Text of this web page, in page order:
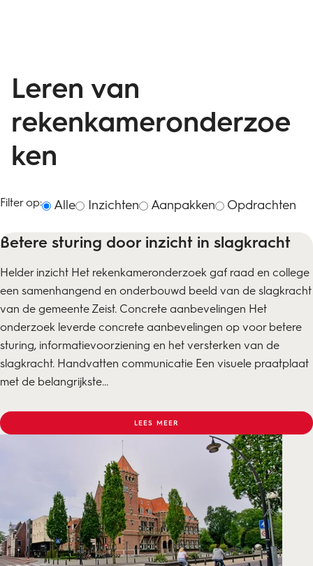
Leren van
rekenkameronderzoe
ken
Filter op: Alle Inzichten Aanpakken Opdrachten
Betere sturing door inzicht in slagkracht
Helder inzicht Het rekenkameronderzoek gaf raad en college
een samenhangend en onderbouwd beeld van de slagkracht
van de gemeente Zeist. Concrete aanbevelingen Het
onderzoek leverde concrete aanbevelingen op voor betere
sturing, informatievoorziening en het versterken van de
slagkracht. Handvatten communicatie Een visuele praatplaat
met de belangrijkste...
LEES MEER